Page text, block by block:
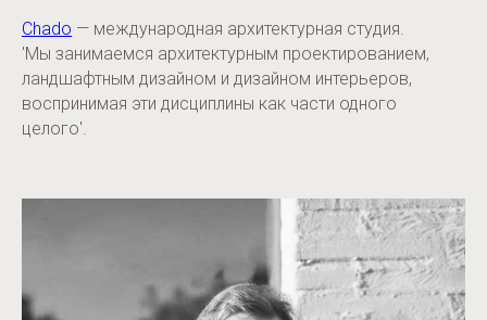
Chado — международная архитектурная студия.
'Мы занимаемся архитектурным проектированием,
ландшафтным дизайном и дизайном интерьеров,
воспринимая эти дисциплины как части одного
целого'.